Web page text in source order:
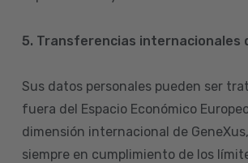
5. Transferencias internacionales
Sus datos personales pueden ser
fuera del Espacio Económico
dimensión internacional de
siempre en cumplimiento de los